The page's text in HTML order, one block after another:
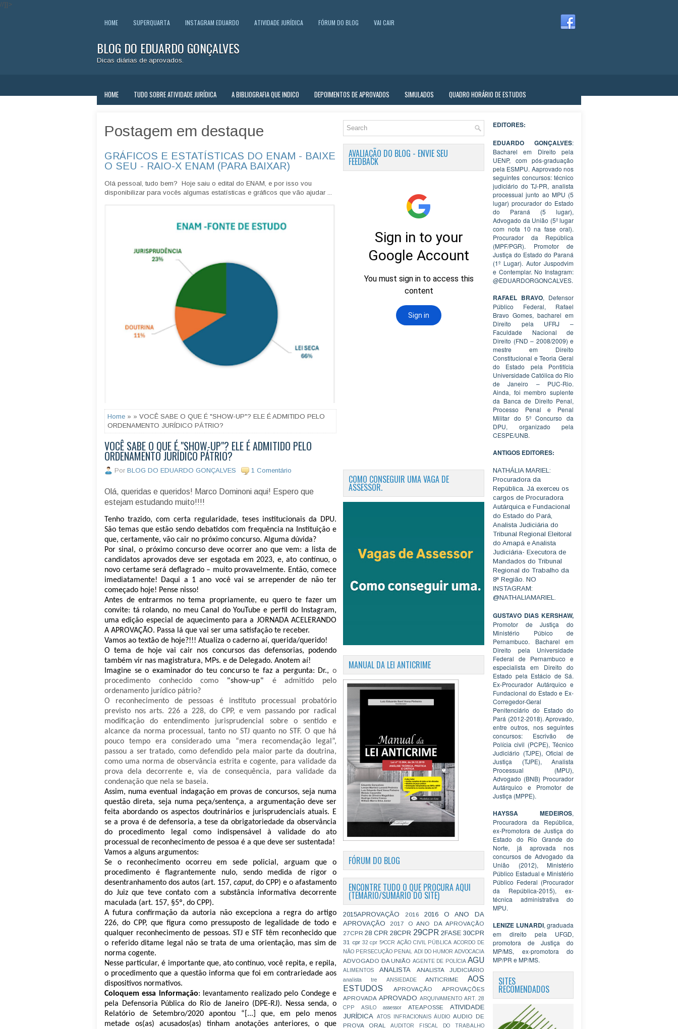
//]]>
HOME SUPERQUARTA INSTAGRAM EDUARDO ATIVIDADE JURÍDICA FÓRUM DO BLOG VAI CAIR
BLOG DO EDUARDO GONÇALVES
Dicas diárias de aprovados.
HOME TUDO SOBRE ATIVIDADE JURÍDICA A BIBLIOGRAFIA QUE INDICO DEPOIMENTOS DE APROVADOS SIMULADOS QUADRO HORÁRIO DE ESTUDOS
Postagem em destaque
GRÁFICOS E ESTATÍSTICAS DO ENAM - BAIXE
O SEU - RAIO-X ENAM (PARA BAIXAR)
Olá pessoal, tudo bem? Hoje saiu o edital do ENAM, e por isso vou
disponibilizar para vocês algumas estatísticas e gráficos que vão ajudar ...
Home » » VOCÊ SABE O QUE É "SHOW-UP"? ELE É ADMITIDO PELO
ORDENAMENTO JURÍDICO PÁTRIO?
VOCÊ SABE O QUE É "SHOW-UP"? ELE É ADMITIDO PELO
ORDENAMENTO JURÍDICO PÁTRIO?
Por BLOG DO EDUARDO GONÇALVES 1 Comentário
Olá, queridas e queridos! Marco Dominoni aqui! Espero que
estejam estudando muito!!!!
Tenho trazido, com certa regularidade, teses institucionais da DPU.
São temas que estão sendo debatidos com frequência na Instituição e
que, certamente, vão cair no próximo concurso. Alguma dúvida?
Por sinal, o próximo concurso deve ocorrer ano que vem: a lista de
candidatos aprovados deve ser esgotada em 2023, e, ato contínuo, o
novo certame será deflagrado – muito provavelmente. Então, comece
imediatamente! Daqui a 1 ano você vai se arrepender de não ter
começado hoje! Pense nisso!
Antes de entrarmos no tema propriamente, eu quero te fazer um
convite: tá rolando, no meu Canal do YouTube e perfil do Instagram,
uma edição especial de aquecimento para a JORNADA ACELERANDO
A APROVAÇÃO. Passa lá que vai ser uma satisfação te receber.
Vamos ao textão de hoje?!!! Atualiza o caderno aí, querida/querido!
O tema de hoje vai cair nos concursos das defensorias, podendo
também vir nas magistratura, MPs. e de Delegado. Anotem aí!
Imagine se o examinador do teu concurso te faz a pergunta: Dr., o
procedimento conhecido como "show-up" é admitido pelo
ordenamento jurídico pátrio?
O reconhecimento de pessoas é instituto processual probatório
previsto nos arts. 226 a 228, do CPP, e vem passando por radical
modificação do entendimento jurisprudencial sobre o sentido e
alcance da norma processual, tanto no STJ quanto no STF. O que há
pouco tempo era considerado uma “mera recomendação legal”,
passou a ser tratado, como defendido pela maior parte da doutrina,
como uma norma de observância estrita e cogente, para validade da
prova dela decorrente e, via de consequência, para validade da
condenação que nela se baseia.
Assim, numa eventual indagação em provas de concursos, seja numa
questão direta, seja numa peça/sentença, a argumentação deve ser
feita abordando os aspectos doutrinários e jurisprudenciais atuais. E
se a prova é de defensoria, a tese da obrigatoriedade da observância
do procedimento legal como indispensável à validade do ato
processual de reconhecimento de pessoa é a que deve ser sustentada!
Vamos a alguns argumentos:
Se o reconhecimento ocorreu em sede policial, arguam que o
procedimento é flagrantemente nulo, sendo medida de rigor o
desentranhamento dos autos (art. 157, caput, do CPP) e o afastamento
do Juiz que teve contato com a substância informativa decorrente
maculada (art. 157, §5º, do CPP).
A futura confirmação da autoria não excepciona a regra do artigo
226, do CPP, que figura como pressuposto de legalidade de todo e
qualquer reconhecimento de pessoas. STJ e STF têm reconhecido que
o referido ditame legal não se trata de uma orientação, mas sim de
norma cogente.
Nesse particular, é importante que, ato contínuo, você repita, e repila,
o procedimento que a questão informa que foi em contrariedade aos
dispositivos normativos.
Coloquem essa informação: levantamento realizado pelo Condege e
pela Defensoria Pública do Rio de Janeiro (DPE-RJ). Nessa senda, o
Relatório de Setembro/2020 apontou “[...] que, em pelo menos
metade os(as) acusados(as) tinham anotações anteriores, o que
AVALIAÇÃO DO BLOG - ENVIE SEU
FEEDBACK
COMO CONSEGUIR UMA VAGA DE
ASSESSOR.
MANUAL DA LEI ANTICRIME
FÓRUM DO BLOG
ENCONTRE TUDO O QUE PROCURA AQUI
(TEMÁRIO/SUMÁRIO DO SITE)
2015APROVAÇÃO 2016
2016 O ANO DA
APROVAÇÃO
2017 O ANO DA APROVAÇÃO
27CPR 28 CPR 28CPR 29CPR 2FASE 30CPR
31 cpr 32 cpr 5ªCCR AÇÃO CIVIL PÚBLICA ACORDO DE
NÃO PERSECUÇÃO PENAL
ADI DO HUMOR ADVOCACIA
ADVOGADO DA UNIÃO AGENTE DE POLÍCIA AGU
ALIMENTOS ANALISTA ANALISTA JUDICIÁRIO
analista tre ANSIEDADE ANTICRIME
AOS
ESTUDOS
APROVAÇÃO
APROVAÇÕES
APROVADA APROVADO ARQUIVAMENTO ART. 28
CPP
ASILO assessor ATEAPOSSE
ATIVIDADE
JURÍDICA
ATOS INFRACIONAIS ÁUDIO AUDIO DE
PROVA ORAL
AUDITOR FISCAL DO TRABALHO
EDITORES:
EDUARDO GONÇALVES:
Bacharel em Direito pela
UENP, com pós-graduação
pela ESMPU. Aaprovado nos
seguintes concursos: técnico
judiciário do TJ-PR, analista
processual junto ao MPU (5
lugar) procurador do Estado
do Paraná (5 lugar),
Advogado da União (5º lugar
com nota 10 na fase oral).
Procurador da República
(MPF/PGR). Promotor de
Justiça do Estado do Paraná
(1º Lugar). Autor Juspodvim
e Contemplar. No Instagram:
@EDUARDORGONCALVES.
RAFAEL BRAVO, Defensor
Público Federal, Rafael
Bravo Gomes, bacharel em
Direito pela UFRJ –
Faculdade Nacional de
Direito (FND – 2008/2009) e
mestre em Direito
Constitucional e Teoria Geral
do Estado pela Pontifícia
Universidade Católica do Rio
de Janeiro – PUC-Rio.
Ainda, foi membro suplente
da Banca de Direito Penal,
Processo Penal e Penal
Militar do 5º Concurso da
DPU, organizado pela
CESPE/UNB.
ANTIGOS EDITORES:
NATHÁLIA MARIEL:
Procuradora da
República. Já exerceu os
cargos de Procuradora
Autárquica e Fundacional
do Estado do Pará,
Analista Judiciária do
Tribunal Regional Eleitoral
do Amapá e Analista
Judiciária- Executora de
Mandados do Tribunal
Regional do Trabalho da
8ª Região. NO
INSTAGRAM:
@NATHALIAMARIEL.
GUSTAVO DIAS KERSHAW,
Promotor de Justiça do
Ministério Púbico de
Pernambuco. Bacharel em
Direito pela Universidade
Federal de Pernambuco e
especialista em Direito do
Estado pela Estácio de Sá.
Ex-Procurador Autárquico e
Fundacional do Estado e Ex-
Corregedor-Geral
Penitenciário do Estado do
Pará (2012-2018). Aprovado,
entre outros, nos seguintes
concursos: Escrivão de
Polícia civil (PCPE), Técnico
Judiciário (TJPE), Oficial de
Justiça (TJPE), Analista
Processual (MPU),
Advogado (BNB) Procurador
Autárquico e Promotor de
Justiça (MPPE).
HAYSSA MEDEIROS,
Procuradora da República,
ex-Promotora de Justiça do
Estado do Rio Grande do
Norte, já aprovada nos
concursos de Advogado da
União (2012), Ministério
Público Estadual e Ministério
Público Federal (Procurador
da República-2015), ex-
técnica administrativa do
MPU.
LENIZE LUNARDI, graduada
em direito pela UFGD,
promotora de Justiça do
MP/MS, ex-promotora do
MP/PR e MP/MS.
SITES
RECOMENDADOS